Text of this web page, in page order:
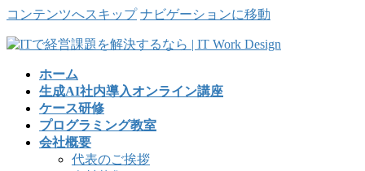
コンテンツへスキップ ナビゲーションに移動
ホーム
生成AI社内導入オンライン講座
ケース研修
プログラミング教室
会社概要
代表のご挨拶